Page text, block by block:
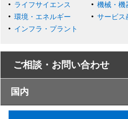
ライフサイエンス
機械・機
環境・エネルギー
サービス
インフラ・プラント
ご相談・お問い合わせ
国内